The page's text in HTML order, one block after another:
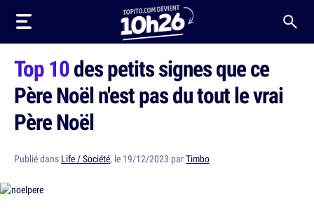
Top 10des petits signes que ce
Père Noël n'est pas du tout le vrai
Père Noël
Publié dans Life / Société, le 19/12/2023 parTimbo